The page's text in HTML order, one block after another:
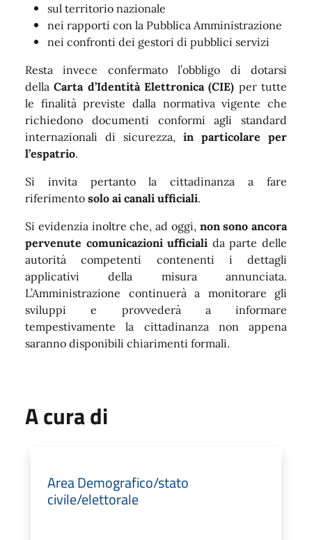
sul territorio nazionale
nei rapporti con la Pubblica Amministrazione
nei confronti dei gestori di pubblici servizi
Resta invece confermato l’obbligo di dotarsi
della Carta d’Identità Elettronica (CIE) per tutte
le finalità previste dalla normativa vigente che
richiedono documenti conformi agli standard
internazionali di sicurezza, in particolare per
l’espatrio.
Si invita pertanto la cittadinanza a fare
riferimento solo ai canali ufficiali.
Si evidenzia inoltre che, ad oggi, non sono ancora
pervenute comunicazioni ufficiali da parte delle
autorità competenti contenenti i dettagli
applicativi della misura annunciata.
L’Amministrazione continuerà a monitorare gli
sviluppi e provvederà a informare
tempestivamente la cittadinanza non appena
saranno disponibili chiarimenti formali.
A cura di
Area Demografico/stato
civile/elettorale